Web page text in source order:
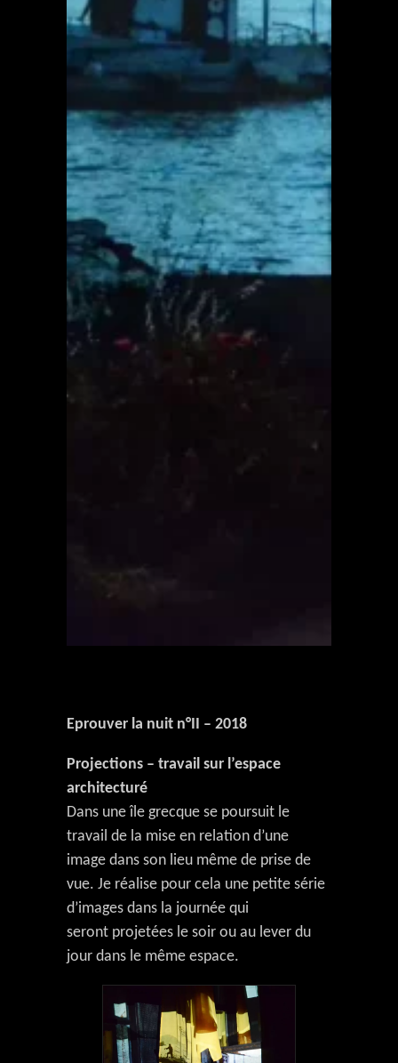
Eprouver la nuit n°II – 2018
Projections – travail sur l’espace
architecturé
Dans une île grecque se poursuit le
travail de la mise en relation d’une
image dans son lieu même de prise de
vue. Je réalise pour cela une petite série
d’images dans la journée qui
seront projetées le soir ou au lever du
jour dans le même espace.